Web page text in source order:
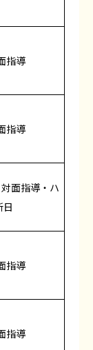
指導
指導
面指導・ハ
日
指導
指導